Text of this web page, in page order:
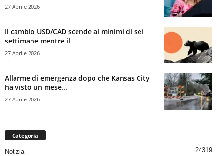
27 Aprile 2026
Il cambio USD/CAD scende ai minimi di sei
settimane mentre il...
27 Aprile 2026
Allarme di emergenza dopo che Kansas City
ha visto un mese...
27 Aprile 2026
Categoria
Notizia 24319